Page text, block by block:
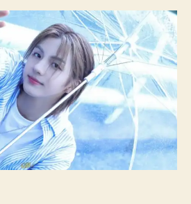
sd
p
u
b
l
i
c
a
ç
ã
o
e
s
t
á
f
o
r
a
o